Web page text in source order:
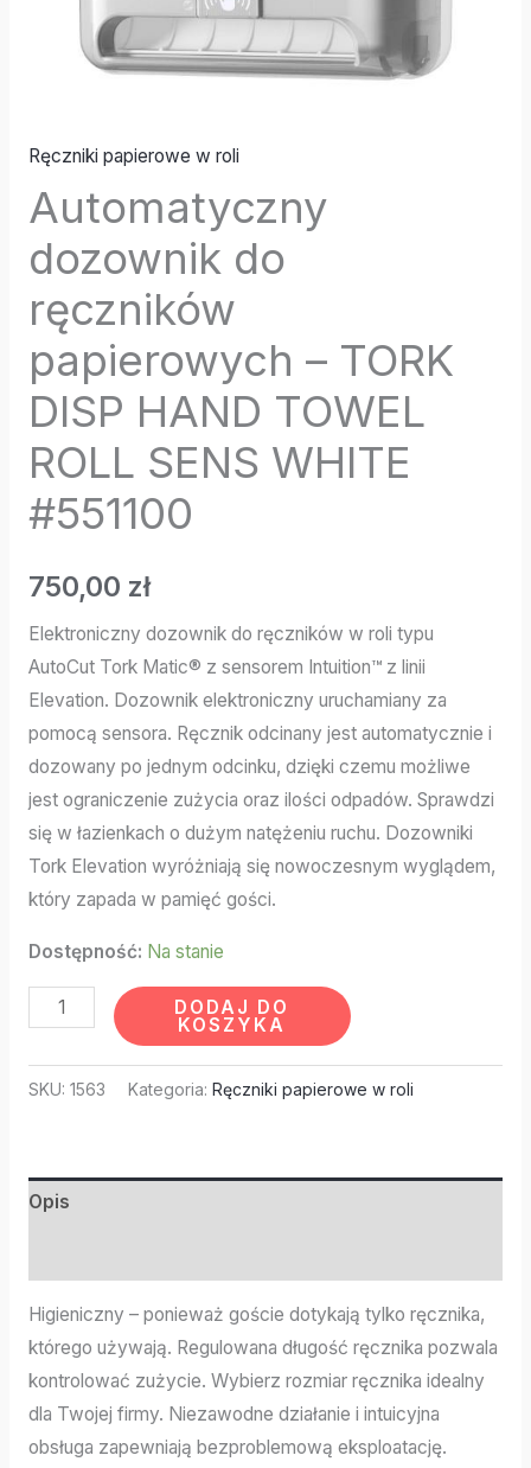
Ręczniki papierowe w roli
Automatyczny
dozownik do
ręczników
papierowych – TORK
DISP HAND TOWEL
ROLL SENS WHITE
#551100
750,00 zł
Elektroniczny dozownik do ręczników w roli typu
AutoCut Tork Matic® z sensorem Intuition™ z linii
Elevation. Dozownik elektroniczny uruchamiany za
pomocą sensora. Ręcznik odcinany jest automatycznie i
dozowany po jednym odcinku, dzięki czemu możliwe
jest ograniczenie zużycia oraz ilości odpadów. Sprawdzi
się w łazienkach o dużym natężeniu ruchu. Dozowniki
Tork Elevation wyróżniają się nowoczesnym wyglądem,
który zapada w pamięć gości.
Dostępność: Na stanie
DODAJ DO
KOSZYKA
SKU: 1563 Kategoria: Ręczniki papierowe w roli
Opis
Higieniczny – ponieważ goście dotykają tylko ręcznika,
którego używają. Regulowana długość ręcznika pozwala
kontrolować zużycie. Wybierz rozmiar ręcznika idealny
dla Twojej firmy. Niezawodne działanie i intuicyjna
obsługa zapewniają bezproblemową eksploatację.